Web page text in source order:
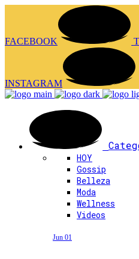
FACEBOOK
INSTAGRAM
HOY
Gossip
Belleza
Moda
Wellness
Videos
Jun 01